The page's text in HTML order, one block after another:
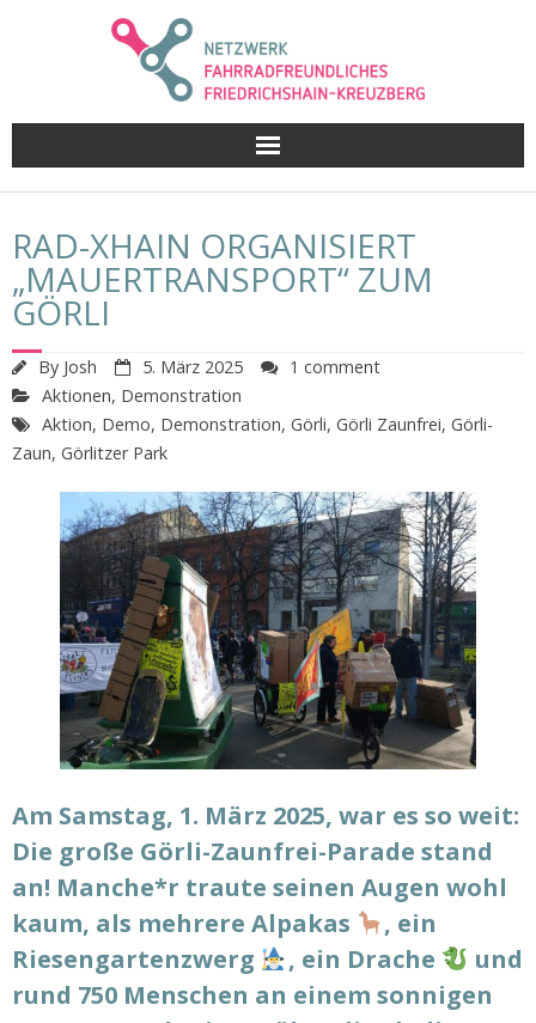
RAD-XHAIN ORGANISIERT
„MAUERTRANSPORT“ ZUM
GÖRLI
By Josh 5. März 2025
1 comment
Aktionen, Demonstration
Aktion, Demo, Demonstration, Görli, Görli Zaunfrei, Görli-
Zaun, Görlitzer Park
Am Samstag, 1. März 2025, war es so weit:
Die große Görli-Zaunfrei-Parade stand
an! Manche*r traute seinen Augen wohl
kaum, als mehrere Alpakas
, ein
Riesengartenzwerg
, ein Drache
und
rund 750 Menschen an einem sonnigen